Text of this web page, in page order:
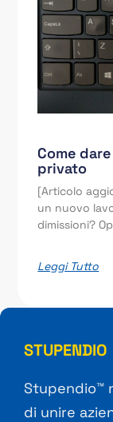
Come
privato
[Articolo
un nuovo
dimissioni?
Leggi Tutto
STUPENDIO
Stupendio™
di unire